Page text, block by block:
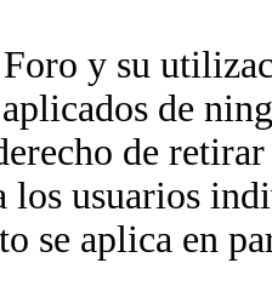
y su
de
de
los usuarios
se aplica en